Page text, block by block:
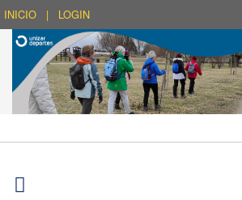
INICIO | LOGIN